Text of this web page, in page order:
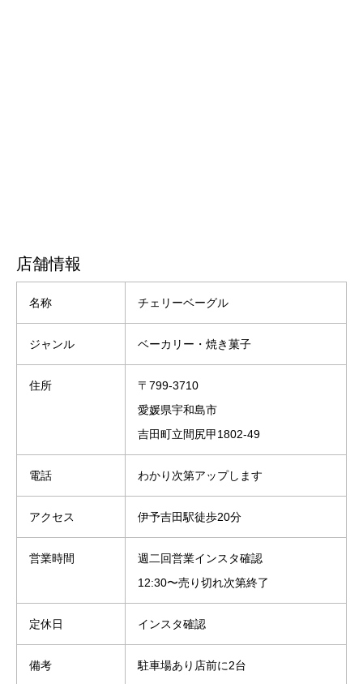
店舗情報
名称 チェリーベーグル
ジャンル ベーカリー・焼き菓子
住所
〒799-3710
愛媛県宇和島市
吉田町立間尻甲1802-49
電話 わかり次第アップします
アクセス 伊予吉田駅徒歩20分
営業時間
週二回営業インスタ確認
12:30〜売り切れ次第終了
定休日 インスタ確認
備考 駐車場あり店前に2台